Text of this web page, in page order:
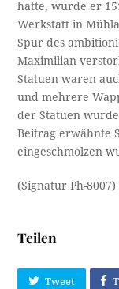
hatte, wurde er
Werkstatt in
Spur des
Maximilian
Statuen waren
und mehrere
der Statuen
Beitrag erwähnte
eingeschmolzen
(Signatur Ph-8007)
Teilen
Tweet